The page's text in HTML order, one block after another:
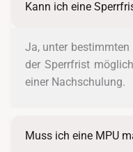
Kann ich eine
Ja, unter
der Sperrfrist
einer Nachschulung.
Muss ich eine MPU